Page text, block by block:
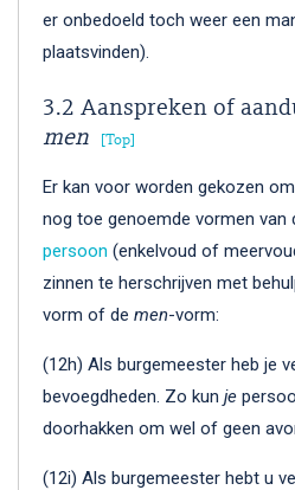
er onbedoeld toch weer een
plaatsvinden).
3.2 Aanspreken of
men
Top
Er kan voor worden gekozen
nog toe genoemde vormen van
persoon (enkelvoud of
zinnen te herschrijven met
vorm of de men-vorm:
(12h) Als burgemeester heb je
bevoegdheden. Zo kun je
doorhakken om wel of geen
(12i) Als burgemeester hebt u